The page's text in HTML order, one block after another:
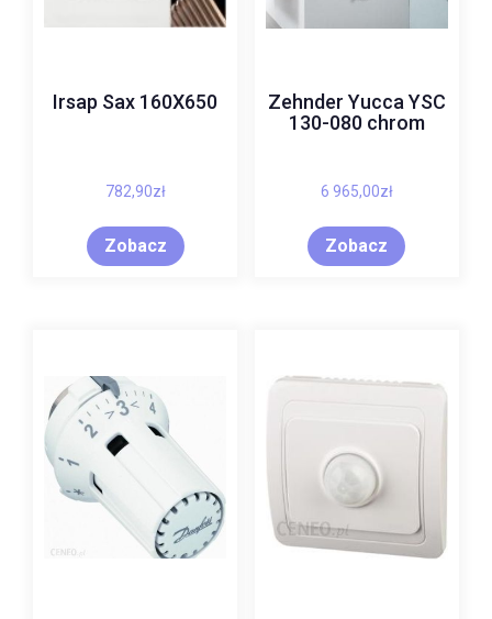
Irsap Sax 160X650
782,90zł
Zobacz
Zehnder Yucca YSC
130-080 chrom
6 965,00zł
Zobacz